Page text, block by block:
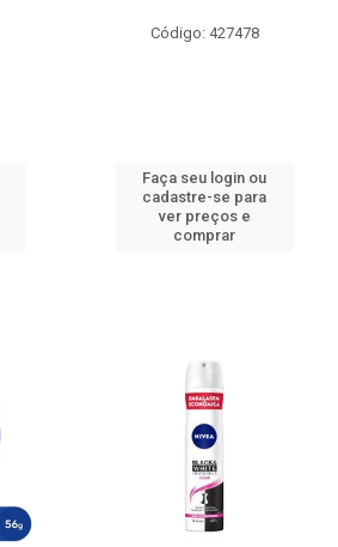
Código: 427478
Faça seu login ou
cadastre-se para
ver preços e
comprar